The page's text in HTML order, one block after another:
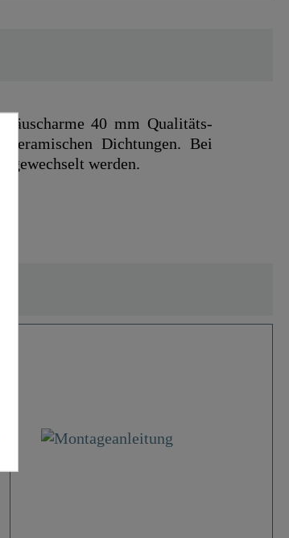
40 mm Qualitäts-
Dichtungen. Bei
gewechselt werden.